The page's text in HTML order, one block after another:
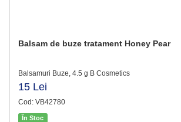
Balsam de buze tratament Honey Pear
Balsamuri Buze, 4.5 g B Cosmetics
15 Lei
Cod: VB42780
În Stoc